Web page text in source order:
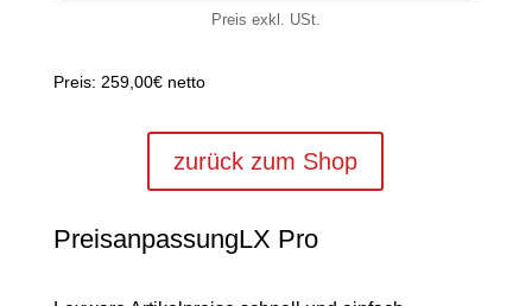
Preis exkl. USt.
Preis: 259,00€netto
zurück zum Shop
PreisanpassungLX Pro